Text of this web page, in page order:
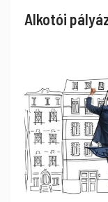
Alkotói